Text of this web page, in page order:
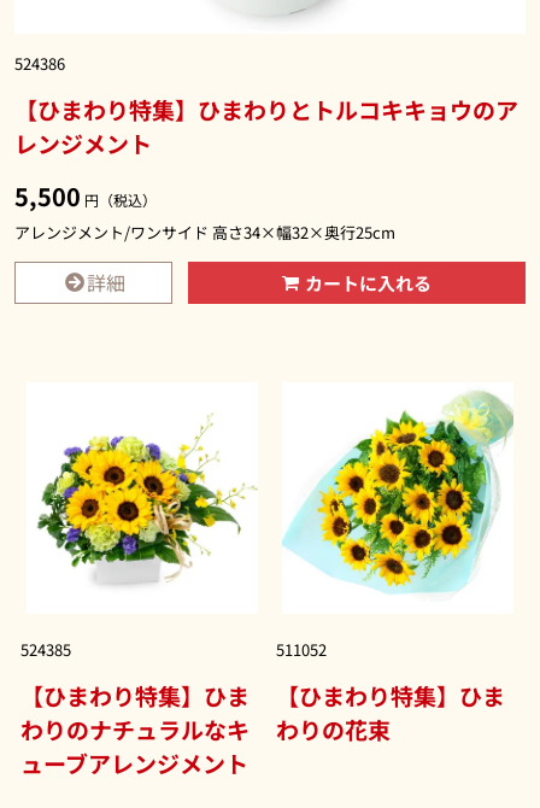
524386
【ひまわり特集】ひまわりとトルコキキョウのア
レンジメント
5,500 円（税込）
アレンジメント/ワンサイド 高さ34×幅32×奥行25cm
詳細 カートに入れる
524385
【ひまわり特集】ひま
わりのナチュラルなキ
ューブアレンジメント
511052
【ひまわり特集】ひま
わりの花束